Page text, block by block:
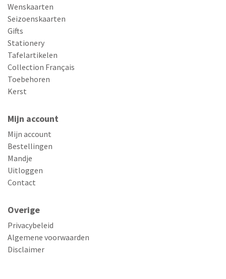
Wenskaarten
Seizoenskaarten
Gifts
Stationery
Tafelartikelen
Collection Français
Toebehoren
Kerst
Mijn account
Mijn account
Bestellingen
Mandje
Uitloggen
Contact
Overige
Privacybeleid
Algemene voorwaarden
Disclaimer